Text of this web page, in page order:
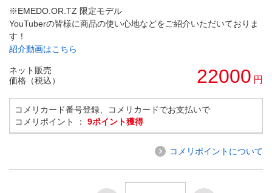
※EMEDO.OR.TZ 限定モデル
YouTuberの皆様に商品の使い心地などをご紹介いただいておりま
す！
紹介動画はこちら
ネット販売
価格（税込）
22000 円
コメリカード番号登録、コメリカードでお支払いで
コメリポイント ： 9ポイント獲得
コメリポイントについて